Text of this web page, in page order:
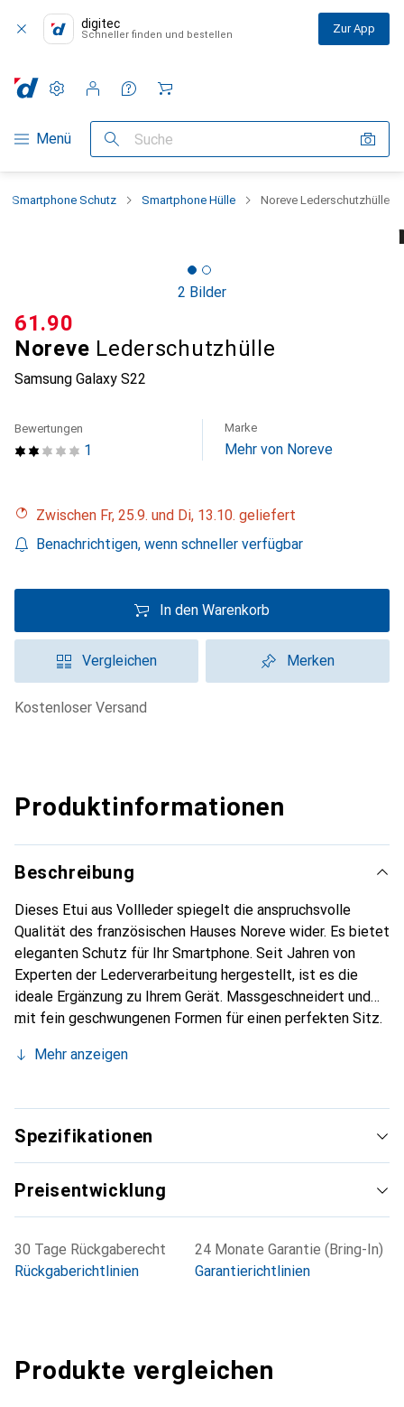
digitec
Schneller finden und bestellen Zur App
Navigation nach Kategorien
Menü Suche
Einstellungen
Kundenkonto
Vergleichslisten
Merklisten
Warenkorb
Smartphone Schutz Smartphone Hülle Noreve Lederschutzhülle
2 Bilder
Noreve Lederschutzhülle
Samsung Galaxy S22
CHF
61.90
1
Bewertungen Marke
Mehr von Noreve
Zwischen Fr, 25.9. und Di, 13.10. geliefert
Benachrichtigen, wenn schneller verfügbar
In den Warenkorb
Vergleichen Merken
kostenloser Versand
Produktinformationen
Beschreibung
Dieses Etui aus Vollleder spiegelt die anspruchsvolle
Qualität des französischen Hauses Noreve wider. Es bietet
eleganten Schutz für Ihr Smartphone. Seit Jahren von
Experten der Lederverarbeitung hergestellt, ist es die
ideale Ergänzung zu Ihrem Gerät. Massgeschneidert und
mit fein geschwungenen Formen für einen perfekten Sitz.
Smartphone. Die Marke Noreve ist international für ihre
für den anspruchsvollen Kunden.
Mehr anzeigen
Spezifikationen
Preisentwicklung
30 Tage Rückgaberecht
Rückgaberichtlinien
24 Monate Garantie (Bring-In)
Garantierichtlinien
Produkte vergleichen